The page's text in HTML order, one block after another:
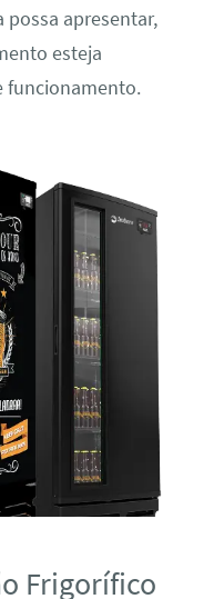
possa apresentar,
esteja
funcionamento.
Frigorífico